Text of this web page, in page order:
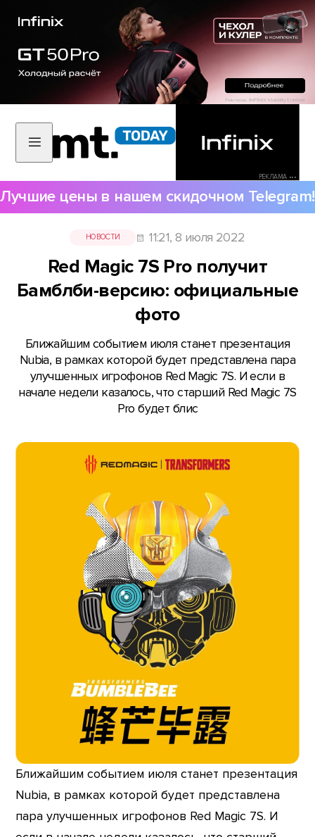
РЕКЛАМА •••
Лучшие цены в нашем скидочном Telegram!
НОВОСТИ 11:21, 8 июля 2022
Red Magic 7S Pro получит
Бамблби-версию: официальные
фото
Ближайшим событием июля станет презентация
Nubia, в рамках которой будет представлена пара
улучшенных игрофонов Red Magic 7S. И если в
начале недели казалось, что старший Red Magic 7S
Pro будет блис
Ближайшим событием июля станет презентация
Nubia, в рамках которой будет представлена
пара улучшенных игрофонов Red Magic 7S. И